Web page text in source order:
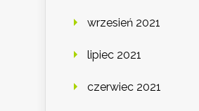
wrzesień 2021
lipiec 2021
czerwiec 2021